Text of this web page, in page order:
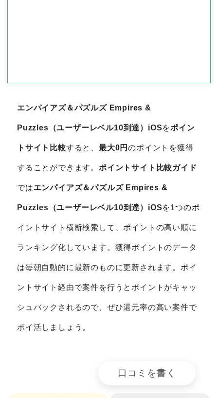
エンパイアズ＆パズルズ Empires &
Puzzles（ユーザーレベル10到達）iOSをポイン
トサイト比較すると、最大0円のポイントを獲得
することができます。 ポイントサイト比較ガイド
ではエンパイアズ＆パズルズ Empires &
Puzzles（ユーザーレベル10到達）iOSを1つのポ
イントサイト横断検索して、ポイントの高い順に
ランキング化しています。獲得ポイントのデータ
は毎朝自動的に最新のものに更新されます。ポイ
ントサイト経由で案件を行うとポイントがキャッ
シュバックされるので、ぜひ還元率の高い案件で
ポイ活しましょう。
口コミを書く